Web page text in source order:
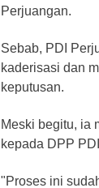
Perjuangan.
Sebab, PDI
kaderisasi dan
keputusan.
Meski begitu, ia
kepada DPP
"Proses ini